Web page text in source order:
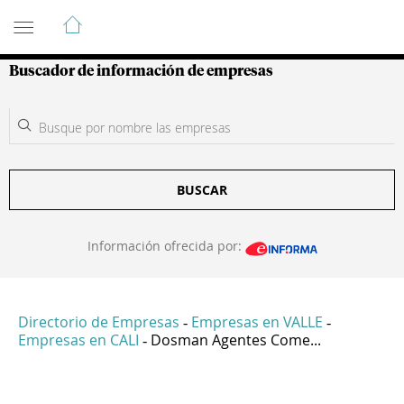
Guía de Empresas Colombianas
Buscador de información de empresas
BUSCAR
Información ofrecida por:
Directorio de Empresas - Empresas en VALLE -
Empresas en CALI - Dosman Agentes Come...